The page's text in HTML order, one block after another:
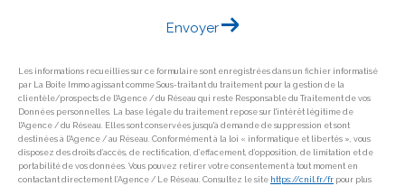
Envoyer
Les informations recueillies sur ce formulaire sont enregistrées dans un fichier informatisé
par La Boite Immo agissant comme Sous-traitant du traitement pour la gestion de la
clientèle/prospects de l'Agence / du Réseau qui reste Responsable du Traitement de vos
Données personnelles. La base légale du traitement repose sur l'intérêt légitime de
l'Agence / du Réseau. Elles sont conservées jusqu'à demande de suppression et sont
destinées à l'Agence / au Réseau. Conformément à la loi « informatique et libertés », vous
disposez des droits d’accès, de rectification, d’effacement, d’opposition, de limitation et de
portabilité de vos données. Vous pouvez retirer votre consentement à tout moment en
contactant directement l’Agence / Le Réseau. Consultez le site https://cnil.fr/fr pour plus